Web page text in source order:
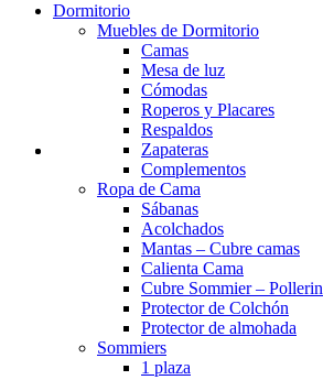
Dormitorio
Muebles de Dormitorio
Camas
Mesa de luz
Cómodas
Roperos y Placares
Respaldos
Zapateras
Complementos
Ropa de Cama
Sábanas
Acolchados
Mantas – Cubre camas
Calienta Cama
Cubre Sommier – Pollerin
Protector de Colchón
Protector de almohada
Sommiers
1 plaza